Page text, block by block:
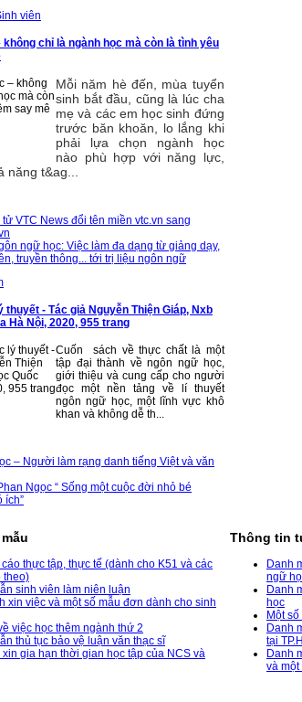
viên
chỉ là ngành học mà còn là tình yêu
Mỗi năm hè đến, mùa tuyển
sinh bắt đầu, cũng là lúc cha
mẹ và các em học sinh đứng
trước băn khoăn, lo lắng khi
phải lựa chọn ngành học
nào phù hợp với năng lực,
t&ag...
VTC News đổi tên miền vtc.vn sang
ngữ học: Việc làm đa dạng từ giảng dạy,
truyền thông... tới trị liệu ngôn ngữ
thuyết - Tác giả Nguyễn Thiện Giáp, Nxb
Hà Nội, 2020, 955 trang
Cuốn sách về thực chất là một
tập đại thành về ngôn ngữ học,
giới thiệu và cung cấp cho người
đọc một nền tảng về lí thuyết
ngôn ngữ học, một lĩnh vực khô
khan và không dễ th...
– Người làm rạng danh tiếng Việt và văn
Ngọc “ Sống một cuộc đời nhỏ bé
ích”
cáo thực tập, thực tế (dành cho K51 và các
theo)
sinh viên làm niên luận
xin việc và một số mẫu đơn dành cho sinh
việc học thêm ngành thứ 2
thủ tục bảo vệ luận văn thạc sĩ
xin gia hạn thời gian học tập của NCS và
Thông tin
Danh
ngữ
Danh
học
Một
Danh
tại
Danh
và